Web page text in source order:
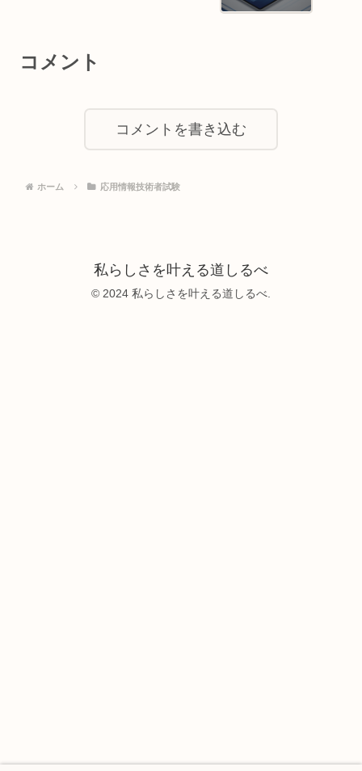
コメント
コメントを書き込む
ホーム 応用情報技術者試験
私らしさを叶える道しるべ
© 2024 私らしさを叶える道しるべ.